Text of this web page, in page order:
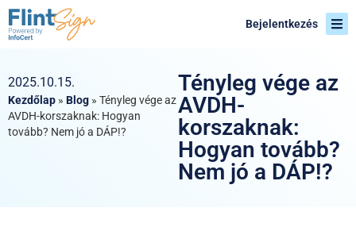
Bejelentkezés
2025.10.15.
Kezdőlap » Blog » Tényleg vége az
AVDH-korszaknak: Hogyan
tovább? Nem jó a DÁP!?
Tényleg vége az
AVDH-
korszaknak:
Hogyan tovább?
Nem jó a DÁP!?